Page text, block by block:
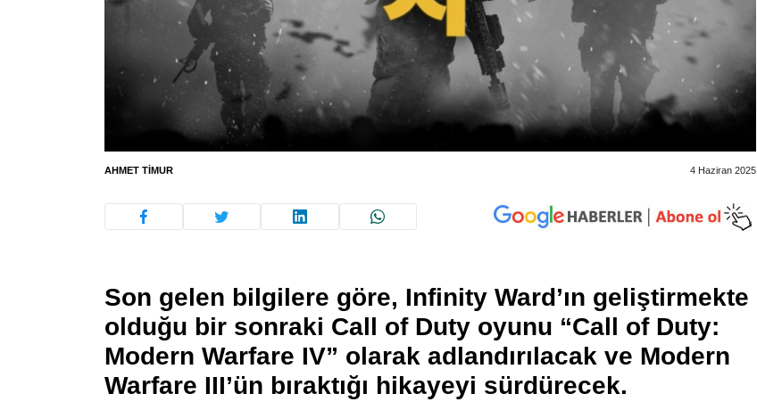
AHMET TIMUR 4 Haziran 2025
Son gelen bilgilere göre, Infinity Ward’ın geliştirmekte
olduğu bir sonraki Call of Duty oyunu “Call of Duty:
Modern Warfare IV” olarak adlandırılacak ve Modern
Warfare III’ün bıraktığı hikayeyi sürdürecek.